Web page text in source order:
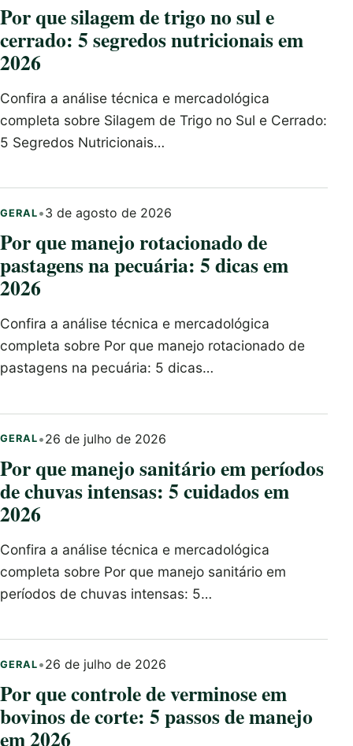
Por que silagem de trigo no sul e
cerrado: 5 segredos nutricionais em
2026
Confira a análise técnica e mercadológica
completa sobre Silagem de Trigo no Sul e Cerrado:
5 Segredos Nutricionais…
GERAL •3 de agosto de 2026
Por que manejo rotacionado de
pastagens na pecuária: 5 dicas em
2026
Confira a análise técnica e mercadológica
completa sobre Por que manejo rotacionado de
pastagens na pecuária: 5 dicas…
GERAL •26 de julho de 2026
Por que manejo sanitário em períodos
de chuvas intensas: 5 cuidados em
2026
Confira a análise técnica e mercadológica
completa sobre Por que manejo sanitário em
períodos de chuvas intensas: 5…
GERAL •26 de julho de 2026
Por que controle de verminose em
bovinos de corte: 5 passos de manejo
em 2026